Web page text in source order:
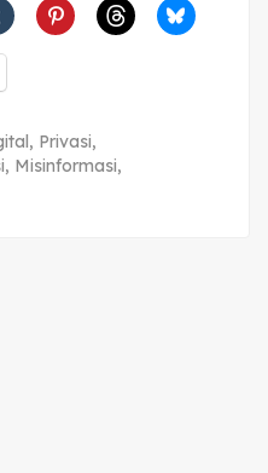
, Privasi,
, Misinformasi,